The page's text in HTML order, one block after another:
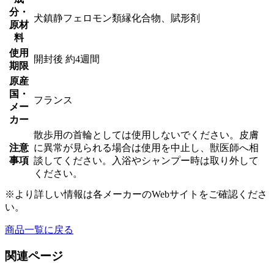
個
分・
原材
料
犬鎮静フェロモン類縁化合物、賦形剤
使用
期限
開封後 約4週間
原産
国・
メー
カー
フランス
注意
事項
散歩用の首輪としては使用しないでください。皮膚
に異常が見られる場合は使用を中止し、獣医師へ相
談してください。入浴やシャンプー時は取り外して
ください。
※より詳しい情報は各メーカーのWebサイトをご確認くださ
い。
商品一覧に戻る
関連ページ